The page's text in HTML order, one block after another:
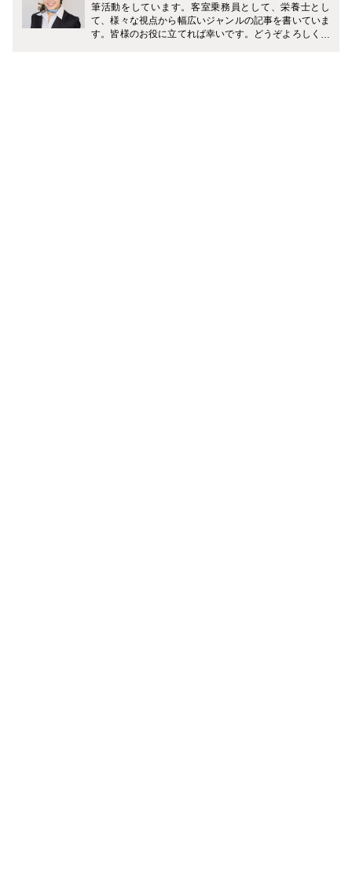
筆活動をしています。客室乗務員として、栄養士とし
て、様々な視点から幅広いジャンルの記事を書いていま
す。皆様のお役に立てれば幸いです。どうぞよろしくお